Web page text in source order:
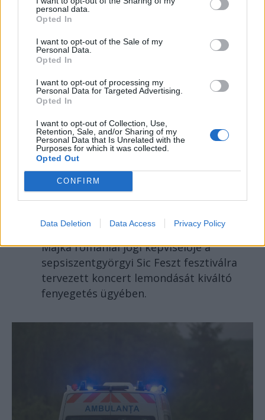
personal data.
Opted In
I want to opt-out of the Sale of my
Personal Data.
Opted In
I want to opt-out of processing my
Personal Data for Targeted Advertising.
Opted In
I want to opt-out of Collection, Use,
Retention, Sale, and/or Sharing of my
Personal Data that Is Unrelated with the
Purposes for which it was collected.
Opted Out
CONFIRM
Data Deletion Data Access Privacy Policy
rongálódtak meg, és ideiglenes
védelmi rendeleteket is kibocsátottak
azután, hogy szombat délután súlyos
konfliktus alakult ki Csatószegen egy
elsőbbségadási vita nyomán.
KRÓNIKA
Büntetőfeljelentést tett
Majka ügyvédje a
romániai telefonszámról
Büntetőfeljelentést tett csütörtökön
Majka romániai jogi képviselője a
sepsiszentgyörgyi Sic Feszt fesztiválra
tervezett koncert lemondását kiváltó
fenyegetés ügyében.